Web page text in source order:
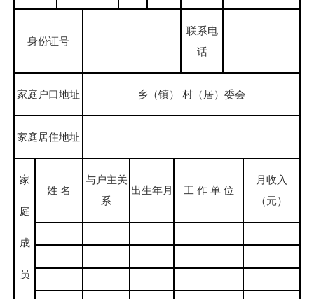
身份证号
联系电
话
家庭户口地址 乡（镇） 村（居）委会
家庭居住地址
家
庭
成
员
姓 名
与户主关
系
出生年月 工 作 单 位
月收入
（元）